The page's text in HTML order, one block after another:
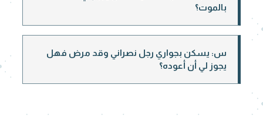
بالموت؟
س: يسكن بجواري رجل نصراني وقد مرض فهل
يجوز لي أن أعوده؟